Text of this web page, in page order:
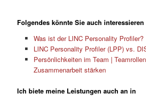
Folgendes könnte Sie auch interessieren
Was ist der LINC Personality Profiler?
LINC Personality Profiler (LPP) vs.
Persönlichkeiten im Team |
Zusammenarbeit stärken
Ich biete meine Leistungen auch an in